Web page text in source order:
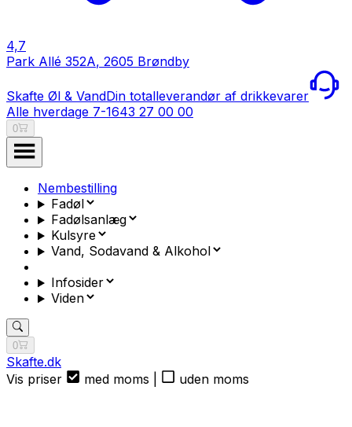
4,7
Park Allé 352A, 2605 Brøndby
Skafte Øl & VandDin totalleverandør af drikkevarer
Alle hverdage 7-1643 27 00 00
0
Nembestilling
Fadøl
Fadølsanlæg
Kulsyre
Vand, Sodavand & Alkohol
Infosider
Viden
0
Skafte.dk
Vis priser
med moms uden moms